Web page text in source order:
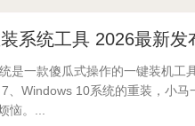
系统工具 2026最新发
是一款傻瓜式操作的一键装机工
、Windows 10系统的重装，小马
恼。...